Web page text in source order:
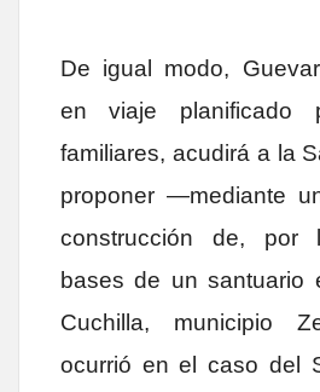
De igual modo,
en viaje planificado
familiares, acudirá a la
proponer —mediante
construcción de, por
bases de un santuario
Cuchilla, municipio
ocurrió en el caso del